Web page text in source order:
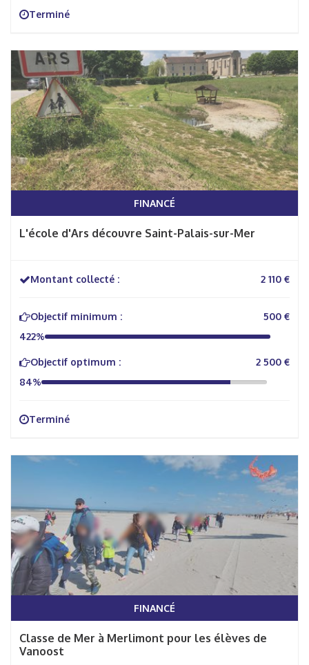
Terminé
FINANCÉ
L'école d'Ars découvre Saint-Palais-sur-Mer
Montant collecté : 2 110 €
Objectif minimum :
500 €
422%
Objectif optimum :
2 500 €
84%
Terminé
FINANCÉ
Classe de Mer à Merlimont pour les élèves de
Vanoost